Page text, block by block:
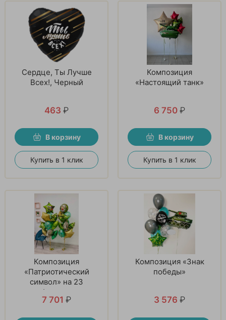
Сердце, Ты Лучше
Всех!, Черный
463 ₽
В корзину
Купить в 1 клик
Композиция
«Настоящий танк»
6 750 ₽
В корзину
Купить в 1 клик
Композиция
«Патриотический
символ» на 23
февраля
7 701 ₽
Композиция «Знак
победы»
3 576 ₽